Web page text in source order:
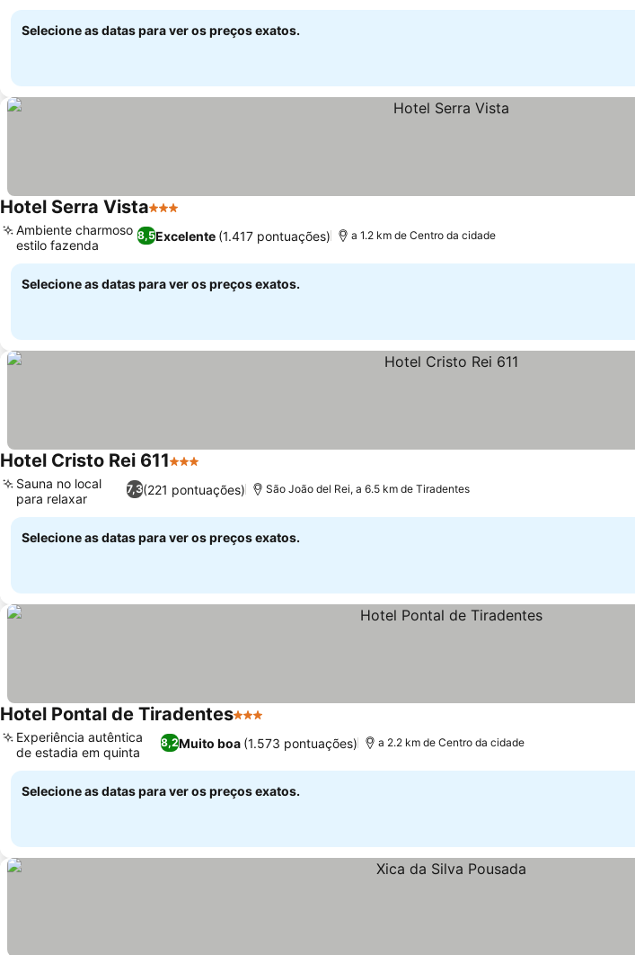
Selecione as datas para ver os preços exatos.
Hotel Serra Vista3 Estrelas
8,5Excelente (1.417 pontuações)
Ambiente charmoso
estilo fazenda
a 1.2 km de Centro da cidade
Selecione as datas para ver os preços exatos.
Hotel Cristo Rei 6113 Estrelas
7,3(221 pontuações)
Sauna no local
para relaxar
São João del Rei, a 6.5 km de Tiradentes
Selecione as datas para ver os preços exatos.
Hotel Pontal de Tiradentes3 Estrelas
8,2Muito boa (1.573 pontuações)
Experiência autêntica
de estadia em quinta
a 2.2 km de Centro da cidade
Selecione as datas para ver os preços exatos.